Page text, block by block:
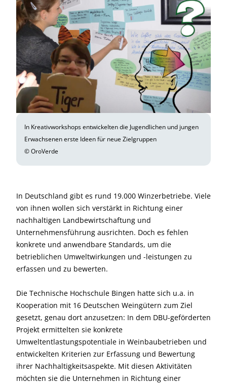
In Kreativworkshops entwickelten die Jugendlichen und jungen
Erwachsenen erste Ideen für neue Zielgruppen
© OroVerde
In Deutschland gibt es rund 19.000 Winzerbetriebe. Viele
von ihnen wollen sich verstärkt in Richtung einer
nachhaltigen Landbewirtschaftung und
Unternehmensführung ausrichten. Doch es fehlen
konkrete und anwendbare Standards, um die
betrieblichen Umweltwirkungen und -leistungen zu
erfassen und zu bewerten.
Die Technische Hochschule Bingen hatte sich u.a. in
Kooperation mit 16 Deutschen Weingütern zum Ziel
gesetzt, genau dort anzusetzen: In dem DBU-geförderten
Projekt ermittelten sie konkrete
Umweltentlastungspotentiale in Weinbaubetrieben und
entwickelten Kriterien zur Erfassung und Bewertung
ihrer Nachhaltigkeitsaspekte. Mit diesen Aktivitäten
möchten sie die Unternehmen in Richtung einer